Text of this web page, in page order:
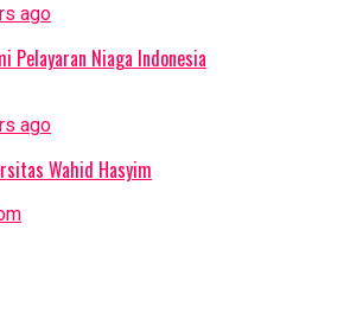
ago
Pelayaran Niaga Indonesia
ago
Wahid Hasyim